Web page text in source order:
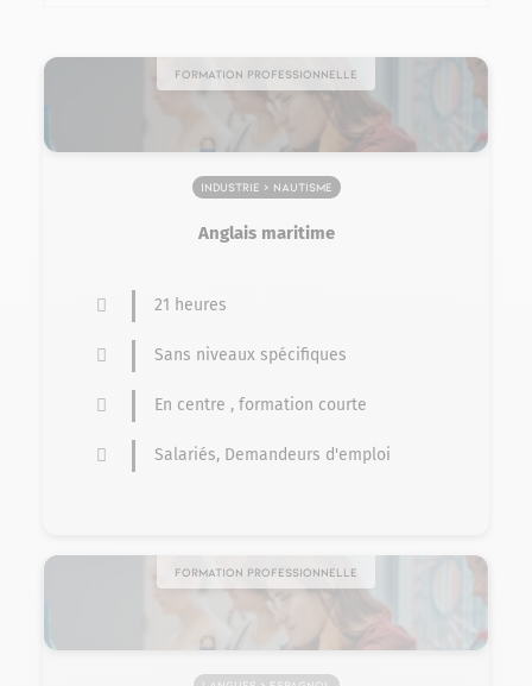
Formation professionnelle
Industrie > Nautisme
Anglais maritime
21 heures
Sans niveaux spécifiques
En centre , formation courte
Salariés, Demandeurs d'emploi
Formation professionnelle